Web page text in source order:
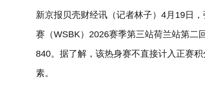
新京报贝壳财经讯（记者林子）4月19日
赛（WSBK）2026赛季第三站荷兰站第二
840。据了解，该热身赛不直接计入正赛
素。